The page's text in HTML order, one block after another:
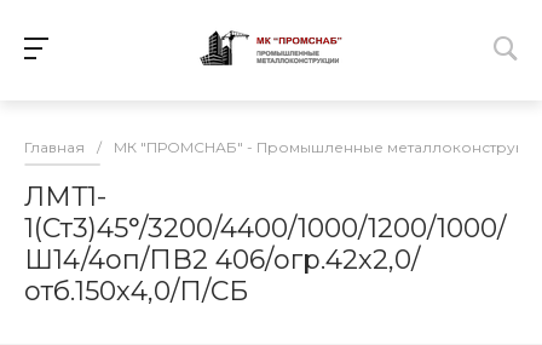
Главная / МК "ПРОМСНАБ" - Промышленные
ЛМТ1-
1(Ст3)45°/3200/4400/1000/1200/1000/
Ш14/4оп/ПВ2 406/огр.42х2,0/
отб.150х4,0/П/СБ